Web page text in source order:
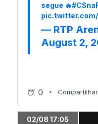
24/07 19:48
FaZe Domina por
24/07 17:48
NIP surpreende e
segue 🔥
— RTP
August 2,
0 Compartilhar
02/08 17:05